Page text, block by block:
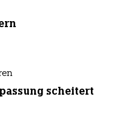
scheitert